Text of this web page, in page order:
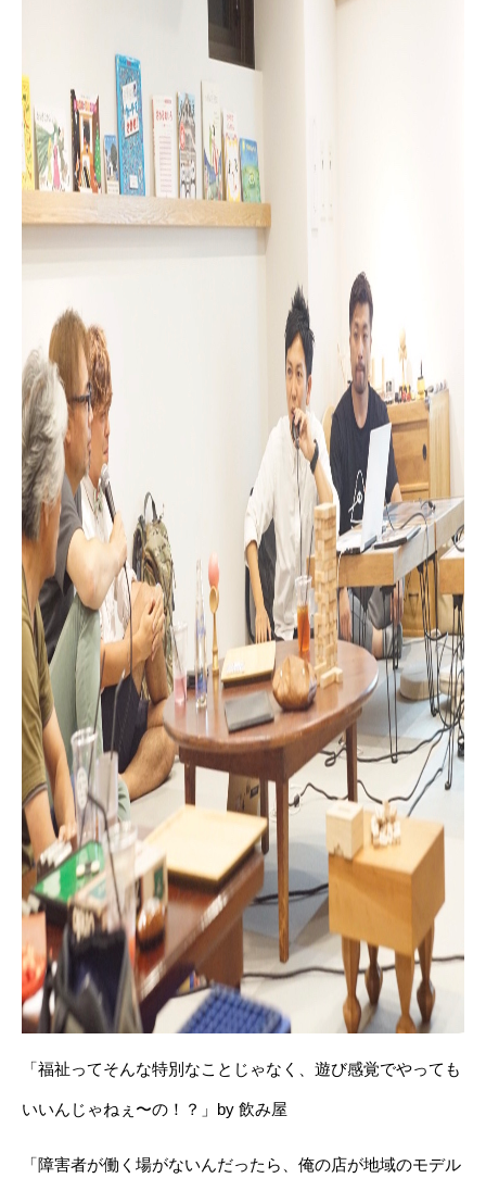
「福祉ってそんな特別なことじゃなく、遊び感覚でやっても
いいんじゃねぇ〜の！？」by 飲み屋
「障害者が働く場がないんだったら、俺の店が地域のモデル